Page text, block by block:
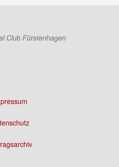
Club Fürstenhagen